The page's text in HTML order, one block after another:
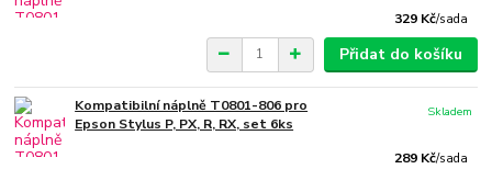
329 Kč/sada
Přidat do košíku
Kompatibilní náplně T0801-806 pro
Epson Stylus P, PX, R, RX, set 6ks
289 Kč/sada
Skladem